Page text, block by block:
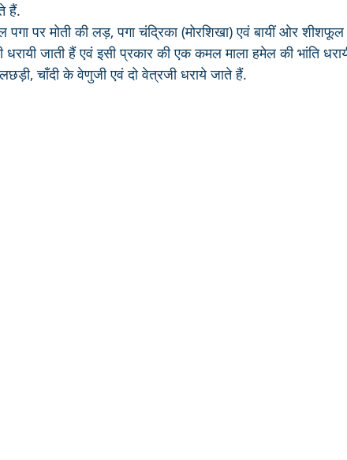
हैं.
पर मोती की लड़, पगा चंद्रिका (मोरशिखा) एवं बायीं ओर शीशफूल
धरायी जाती हैं एवं इसी प्रकार की एक कमल माला हमेल की भांति
चाँदी के वेणुजी एवं दो वेत्रजी धराये जाते हैं.